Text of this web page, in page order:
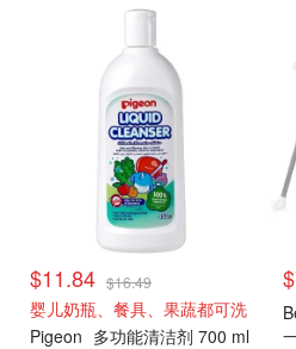
$11.84 $16.49
婴儿奶瓶、餐具、果蔬都可洗
Pigeon 多功能清洁剂 700 ml